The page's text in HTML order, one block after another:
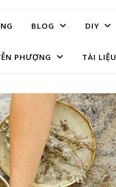
BLOG DIY
PHƯỢNG TÀI LIỆU